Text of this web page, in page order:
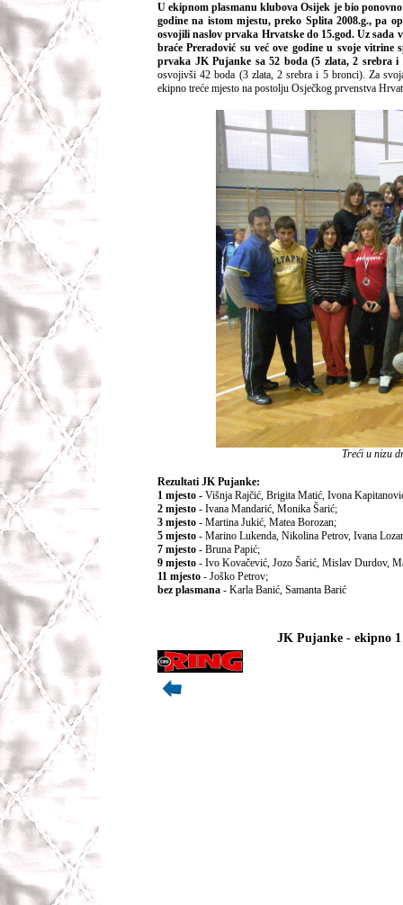
U ekipnom plasmanu klubova Osijek je bio
godine na istom mjestu, preko Splita 2008.g., pa
osvojili naslov prvaka Hrvatske do 15.god. Uz
braće Preradović su već ove godine u svoje
prvaka JK Pujanke sa 52 boda (5 zlata, 2 srebra i
osvojivši 42 boda (3 zlata, 2 srebra i 5 bronci). Za
ekipno treće mjesto na postolju Osječkog prvenstva
Treći u nizu
Rezultati JK Pujanke:
1 mjesto - Višnja Rajčić, Brigita Matić, Ivona
2 mjesto - Ivana Mandarić, Monika Šarić;
3 mjesto - Martina Jukić, Matea Borozan;
5 mjesto - Marino Lukenda, Nikolina Petrov, Ivana
7 mjesto - Bruna Papić;
9 mjesto - Ivo Kovačević, Jozo Šarić, Mislav Durdov,
11 mjesto - Joško Petrov;
bez plasmana - Karla Banić, Samanta Barić
JK Pujanke- ekipno